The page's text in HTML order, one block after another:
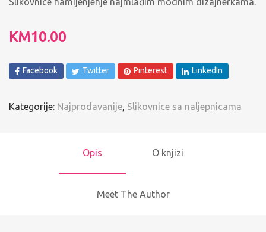
KM10.00
Facebook Twitter Pinterest LinkedIn
Kategorije: Najprodavanije Slikovnice sa naljepnicama
Opis O knjizi
Meet The Author